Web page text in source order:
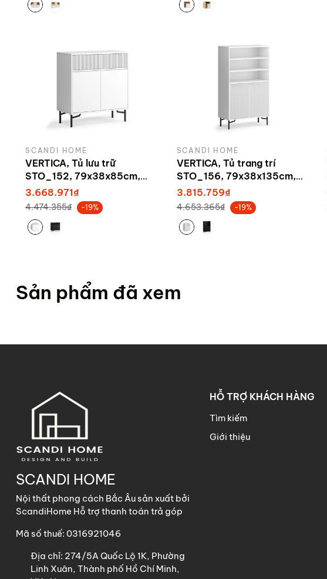
SCANDI HOME
VERTICA, Tủ lưu trữ
STO_152, 79x38x85cm,
sản xuất bởi Scandi Home
3.668.971₫
4.474.355₫ -19%
SCANDI HOME
VERTICA, Tủ trang trí
STO_156, 79x38x135cm,
sản xuất bởi Scandi Home
3.815.759₫
4.653.365₫ -19%
Sản phẩm đã xem
SCANDI HOME
Nội thất phong cách Bắc Âu sản xuất bởi
ScandiHome Hỗ trợ thanh toán trả góp
Mã số thuế: 0316921046
Địa chỉ: 274/5A Quốc Lộ 1K, Phường
Linh Xuân, Thành phố Hồ Chí Minh,
HỖ TRỢ KHÁCH HÀNG
Tìm kiếm
Giới thiệu